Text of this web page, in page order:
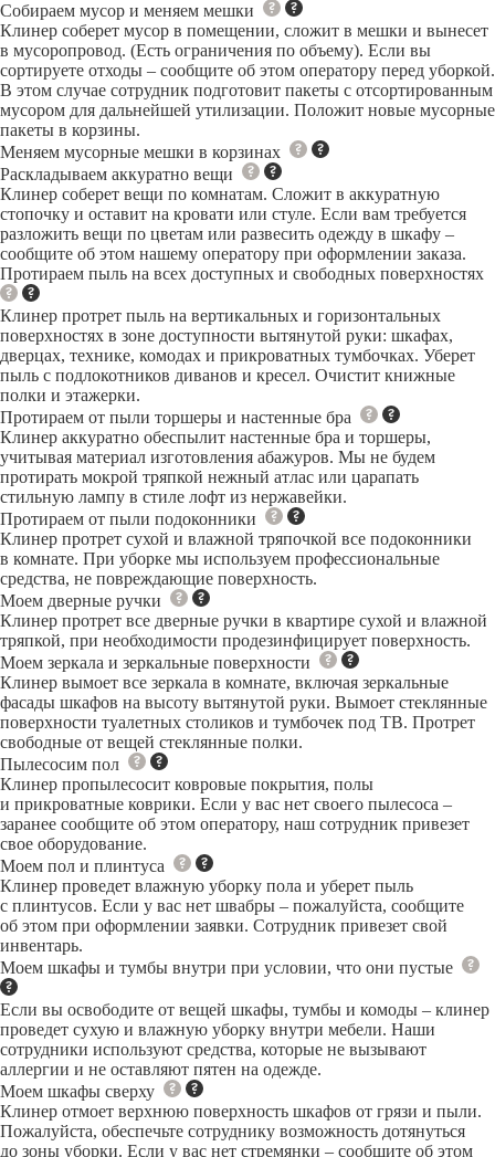
Собираем мусор и меняем мешки
Клинер соберет мусор в помещении, сложит в мешки и вынесет
в мусоропровод. (Есть ограничения по объему). Если вы
сортируете отходы – сообщите об этом оператору перед уборкой.
В этом случае сотрудник подготовит пакеты с отсортированным
мусором для дальнейшей утилизации. Положит новые мусорные
пакеты в корзины.
Меняем мусорные мешки в корзинах
Раскладываем аккуратно вещи
Клинер соберет вещи по комнатам. Сложит в аккуратную
стопочку и оставит на кровати или стуле. Если вам требуется
разложить вещи по цветам или развесить одежду в шкафу –
сообщите об этом нашему оператору при оформлении заказа.
Протираем пыль на всех доступных и свободных поверхностях
Клинер протрет пыль на вертикальных и горизонтальных
поверхностях в зоне доступности вытянутой руки: шкафах,
дверцах, технике, комодах и прикроватных тумбочках. Уберет
пыль с подлокотников диванов и кресел. Очистит книжные
полки и этажерки.
Протираем от пыли торшеры и настенные бра
Клинер аккуратно обеспылит настенные бра и торшеры,
учитывая материал изготовления абажуров. Мы не будем
протирать мокрой тряпкой нежный атлас или царапать
стильную лампу в стиле лофт из нержавейки.
Протираем от пыли подоконники
Клинер протрет сухой и влажной тряпочкой все подоконники
в комнате. При уборке мы используем профессиональные
средства, не повреждающие поверхность.
Моем дверные ручки
Клинер протрет все дверные ручки в квартире сухой и влажной
тряпкой, при необходимости продезинфицирует поверхность.
Моем зеркала и зеркальные поверхности
Клинер вымоет все зеркала в комнате, включая зеркальные
фасады шкафов на высоту вытянутой руки. Вымоет стеклянные
поверхности туалетных столиков и тумбочек под ТВ. Протрет
свободные от вещей стеклянные полки.
Пылесосим пол
Клинер пропылесосит ковровые покрытия, полы
и прикроватные коврики. Если у вас нет своего пылесоса –
заранее сообщите об этом оператору, наш сотрудник привезет
свое оборудование.
Моем пол и плинтуса
Клинер проведет влажную уборку пола и уберет пыль
с плинтусов. Если у вас нет швабры – пожалуйста, сообщите
об этом при оформлении заявки. Сотрудник привезет свой
инвентарь.
Моем шкафы и тумбы внутри при условии, что они пустые
Если вы освободите от вещей шкафы, тумбы и комоды – клинер
проведет сухую и влажную уборку внутри мебели. Наши
сотрудники используют средства, которые не вызывают
аллергии и не оставляют пятен на одежде.
Моем шкафы сверху
Клинер отмоет верхнюю поверхность шкафов от грязи и пыли.
Пожалуйста, обеспечьте сотруднику возможность дотянуться
до зоны уборки. Если у вас нет стремянки – сообщите об этом